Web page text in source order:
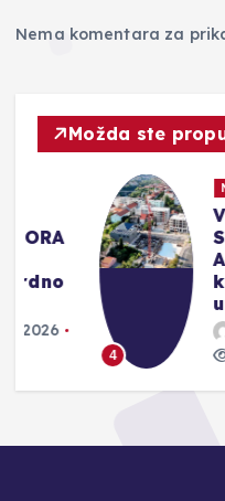
Nema komentara za
Možda ste
Novosti
2